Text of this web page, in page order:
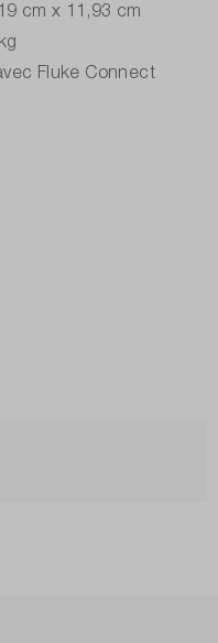
cm x 11,93 cm
Fluke Connect